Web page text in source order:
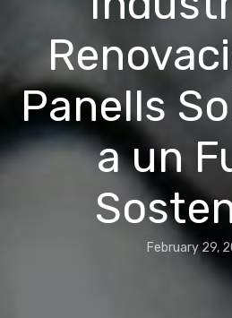
Panells
a un
February 29,